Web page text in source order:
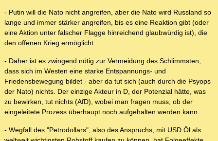
- Putin will die Nato nicht angreifen, aber die Nato wird Russland so
lange und immer stärker angreifen, bis es eine Reaktion gibt (oder
eine Aktion unter falscher Flagge hinreichend glaubwürdig ist), die
den offenen Krieg ermöglicht.
- Daher ist es zwingend nötig zur Vermeidung des Schlimmsten,
dass sich im Westen eine starke Entspannungs- und
Friedensbewegung bildet - aber da tut sich (auch durch die Psyops
der Nato) nichts. Der einzige Akteur in D, der Potenzial hätte, was
zu bewirken, tut nichts (AfD), wobei man fragen muss, ob der
eingeleitete Prozess überhaupt noch aufgehalten werden kann.
- Wegfall des "Petrodollars", also des Anspruchs, mit USD Öl als